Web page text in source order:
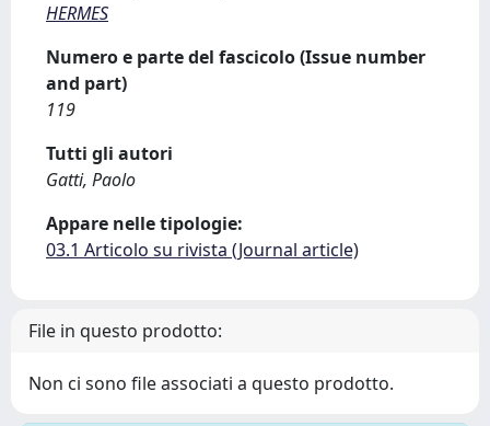
HERMES
Numero e parte del fascicolo (Issue number
and part)
119
Tutti gli autori
Gatti, Paolo
Appare nelle tipologie:
03.1 Articolo su rivista (Journal article)
File in questo prodotto:
Non ci sono file associati a questo prodotto.